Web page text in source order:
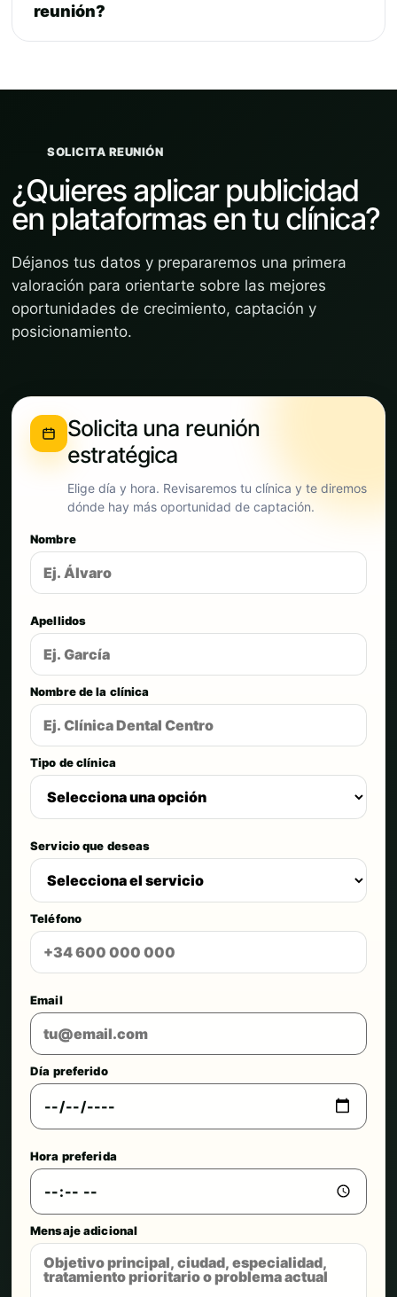
reunión?
SOLICITA REUNIÓN
¿Quieres aplicar publicidad
en plataformas en tu clínica?
Déjanos tus datos y prepararemos una primera
valoración para orientarte sobre las mejores
oportunidades de crecimiento, captación y
posicionamiento.
Solicita una reunión
estratégica
Elige día y hora. Revisaremos tu clínica y te diremos
dónde hay más oportunidad de captación.
Nombre
Apellidos
Nombre de la clínica
Tipo de clínica
Servicio que deseas
Teléfono
Email
Día preferido
Hora preferida
Mensaje adicional